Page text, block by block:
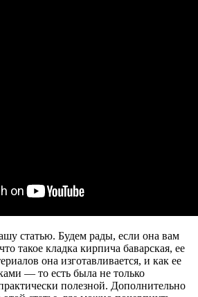
статью. Будем рады, если она вам
такое кладка кирпича баварская, ее
она изготавливается, и как ее
— то есть была не только
полезной. Дополнительно